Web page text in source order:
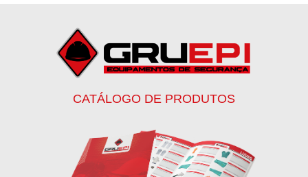
Botinas
Botinas Bico de Ferro
Botinas de Segurança
Botinas de Trabalho
Botinas EPI
Botinas Masculinas para Trabalho
Calçados de Segurança
Calçados de Segurança Epi
Capacete de Segurança Ca
Capacete de Segurança Classe b
Capacetes de Proteção
Capacetes de Proteção EPI
CATÁLOGO DE PRODUTOS